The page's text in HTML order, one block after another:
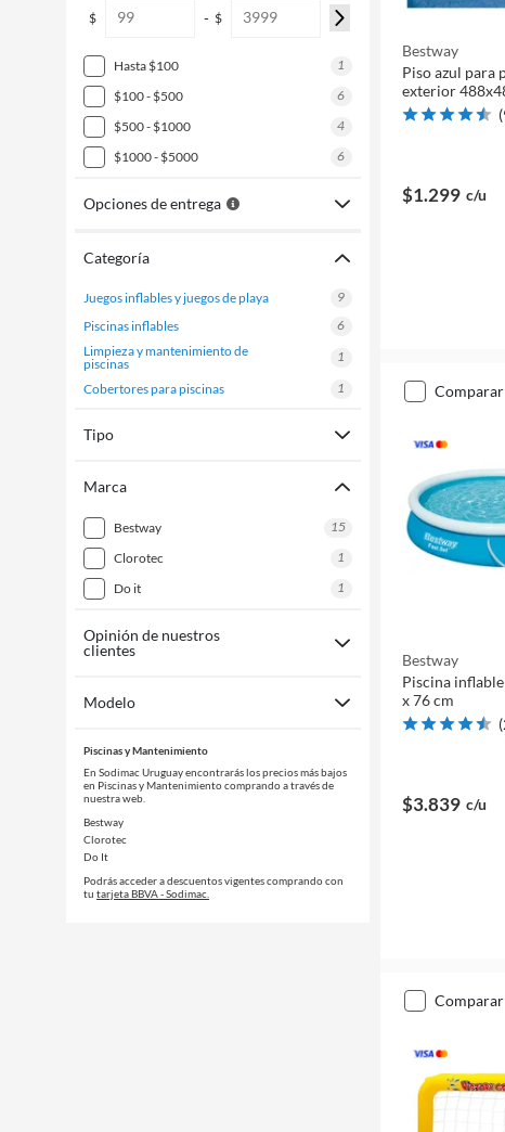
$ - $
hasta $100
1
$100 - $500
6
$500 - $1000
4
$1000 - $5000
6
Opciones de entrega
Categoría
juegos inflables y juegos de playa
9
piscinas inflables
6
limpieza y mantenimiento de
piscinas
1
cobertores para piscinas
1
Tipo
Marca
bestway
15
clorotec
1
do it
1
Opinión de nuestros
clientes
Modelo
Piscinas y Mantenimiento
En Sodimac Uruguay encontrarás los precios más bajos
en Piscinas y Mantenimiento comprando a través de
nuestra web.
Bestway
Clorotec
Do It
Podrás acceder a descuentos vigentes comprando con
tu tarjeta BBVA - Sodimac.
Bestway
Piso azul para
exterior
(
$1.299 c/u
comparar
Bestway
Piscina
x 76 cm
(
$3.839 c/u
comparar